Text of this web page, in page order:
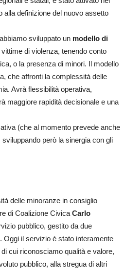
alla definizione del nuovo assetto
sviluppato un modello di
di violenza, tenendo conto
o la presenza di minori. Il modello
che affronti la complessità delle
Avrà flessibilità operativa,
maggiore rapidità decisionale e una
(che al momento prevede anche
però la sinergia con gli
delle minoranze in consiglio
di Coalizione Civica Carlo
pubblico, gestito da due
Oggi il servizio è stato interamente
cui riconosciamo qualità e valore,
pubblico, alla stregua di altri